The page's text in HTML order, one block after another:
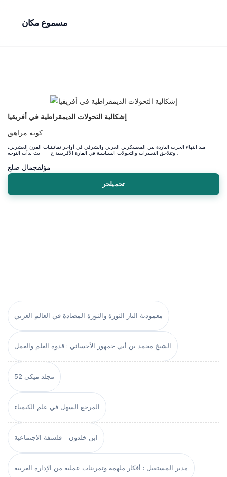
مسموع مكان
معمودية النار الثورة والثورة المضادة في العالم العربي
الشيخ محمد بن أبي جمهور الأحسائي : قدوة العلم والعمل
مجلد ميكي 52
المرجع السهل في علم الكيمياء
ابن خلدون - فلسفة الاجتماعية
مدير المستقبل : أفكار ملهمة وتمرينات عملية من الإدارة الغربية
إشكالية التحولات الديمقراطية في أفريقيا
كونه مراهق
منذ انتهاء الحرب الباردة بين المعسكرين الغربي والشرقي في أواخر ثمانينيات القرن العشرين،
مؤلفجمال ضلع
تحميلحر